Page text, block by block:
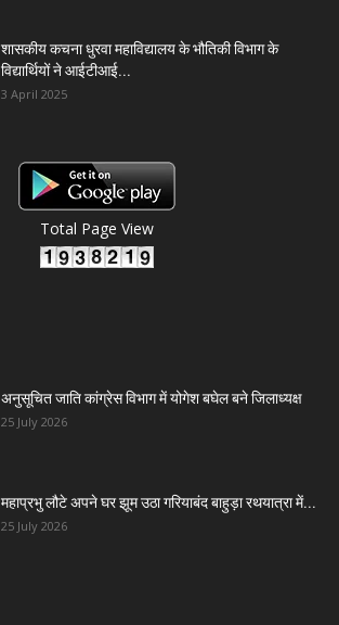
शासकीय कचना धुरवा महाविद्यालय के भौतिकी विभाग के
विद्यार्थियों ने आईटीआई...
3 April 2025
Total Page View
अनुसूचित जाति कांग्रेस विभाग में योगेश बघेल बने जिलाध्यक्ष
25 July 2026
महाप्रभु लौटे अपने घर झूम उठा गरियाबंद बाहुड़ा रथयात्रा में...
25 July 2026